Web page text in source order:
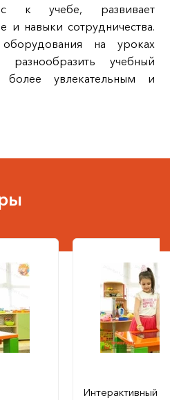
к учебе, развивает
и навыки сотрудничества.
на уроках
разнообразить учебный
увлекательным и
Интерактивный